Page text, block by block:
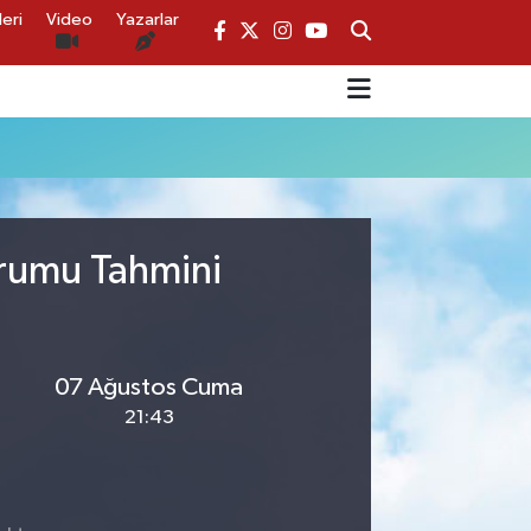
Video Yazarlar
Tahmini
07 Ağustos Cuma
21:43